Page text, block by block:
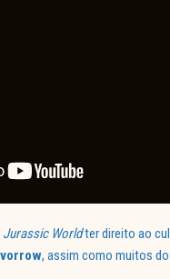
Jurassic Worldter direito ao
, assim como muitos